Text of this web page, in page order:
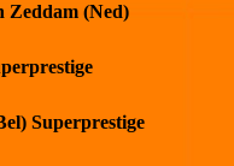
Zeddam (Ned)
Superprestige